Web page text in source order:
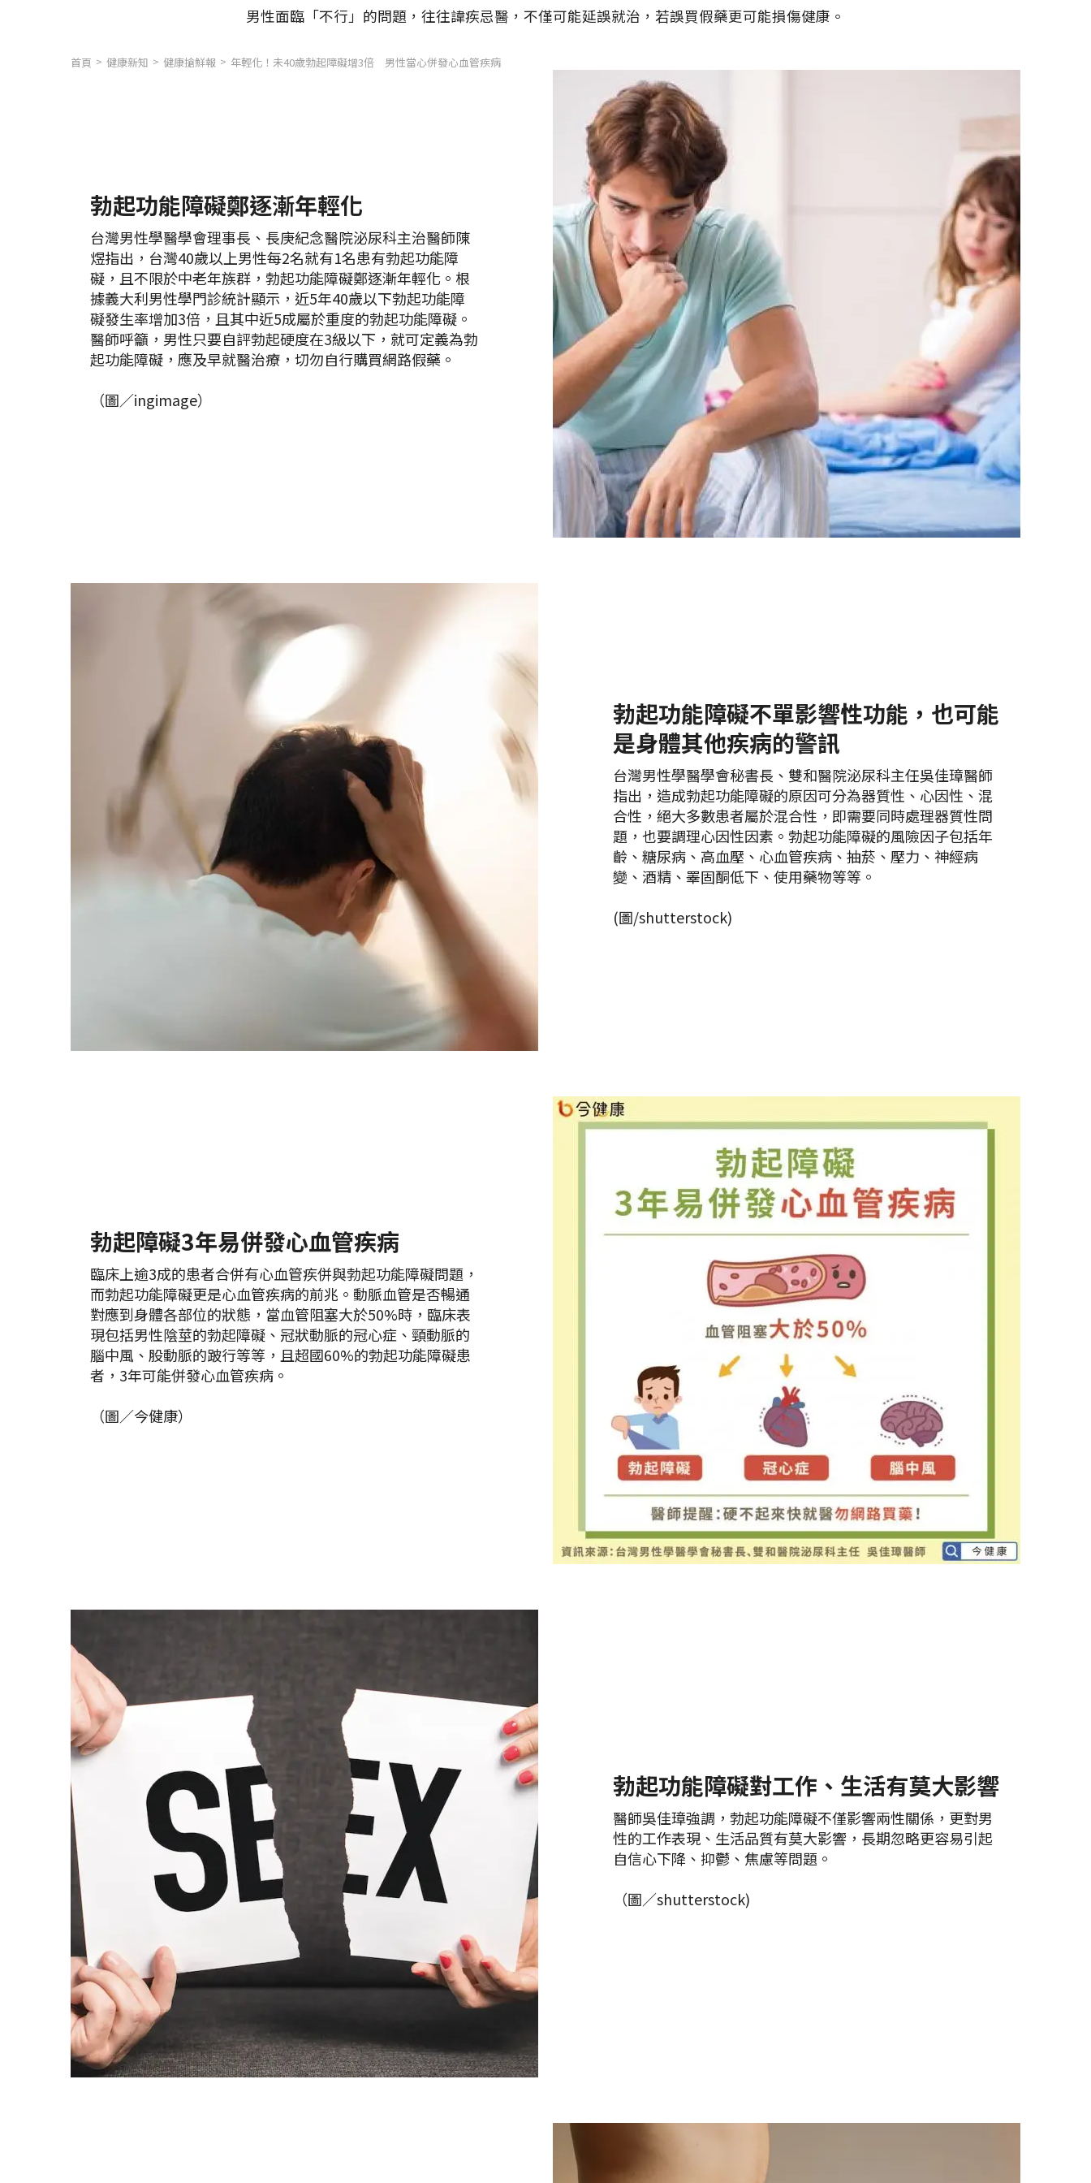
男性面臨「不行」的問題，往往諱疾忌醫，不僅可能延誤就治，若誤買假藥更可能損傷健康。
首頁 健康新知 健康搶鮮報 年輕化！未40歲勃起障礙增3倍 男性當心併發心血管疾病
勃起功能障礙鄭逐漸年輕化
台灣男性學醫學會理事長、長庚紀念醫院泌尿科主治醫師陳
煜指出，台灣40歲以上男性每2名就有1名患有勃起功能障
礙，且不限於中老年族群，勃起功能障礙鄭逐漸年輕化。根
據義大利男性學門診統計顯示，近5年40歲以下勃起功能障
礙發生率增加3倍，且其中近5成屬於重度的勃起功能障礙。
醫師呼籲，男性只要自評勃起硬度在3級以下，就可定義為勃
起功能障礙，應及早就醫治療，切勿自行購買網路假藥。
（圖／ingimage）
勃起功能障礙不單影響性功能，也可能
是身體其他疾病的警訊
台灣男性學醫學會秘書長、雙和醫院泌尿科主任吳佳璋醫師
指出，造成勃起功能障礙的原因可分為器質性、心因性、混
合性，絕大多數患者屬於混合性，即需要同時處理器質性問
題，也要調理心因性因素。勃起功能障礙的風險因子包括年
齡、糖尿病、高血壓、心血管疾病、抽菸、壓力、神經病
變、酒精、睪固酮低下、使用藥物等等。
(圖/shutterstock)
勃起障礙3年易併發心血管疾病
臨床上逾3成的患者合併有心血管疾併與勃起功能障礙問題，
而勃起功能障礙更是心血管疾病的前兆。動脈血管是否暢通
對應到身體各部位的狀態，當血管阻塞大於50%時，臨床表
現包括男性陰莖的勃起障礙、冠狀動脈的冠心症、頸動脈的
腦中風、股動脈的跛行等等，且超國60%的勃起功能障礙患
者，3年可能併發心血管疾病。
（圖／今健康）
勃起功能障礙對工作、生活有莫大影響
醫師吳佳璋強調，勃起功能障礙不僅影響兩性關係，更對男
性的工作表現、生活品質有莫大影響，長期忽略更容易引起
自信心下降、抑鬱、焦慮等問題。
（圖／shutterstock)